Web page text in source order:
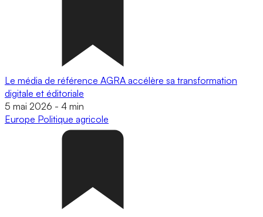
Le média de référence AGRA accélère sa transformation
digitale et éditoriale
5 mai 2026 - 4 min
Europe Politique agricole